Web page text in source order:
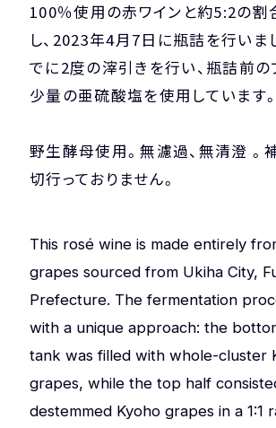
100％使用の赤ワインと約5:2の割
し、2023年4月7日に瓶詰を行いま
でに2度の滓引きを行い、瓶詰前の
少量の亜硫酸塩を使用しています。
野生酵母使用。無濾過、無清澄 。
切行っておりません。
This rosé wine is made entirely
grapes sourced from Ukiha City,
Prefecture. The fermentation
with a unique approach: the
tank was filled with whole-cluster
grapes, while the top half
destemmed Kyoho grapes in a 1:1